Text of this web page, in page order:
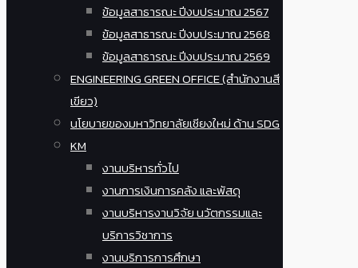
ข้อมูลสาธารณะ ปีงบประมาณ 2567
ข้อมูลสาธารณะ ปีงบประมาณ 2568
ข้อมูลสาธารณะ ปีงบประมาณ 2569
ENGINEERING GREEN OFFICE (สำนักงานสี
เขียว)
นโยบายของมหาวิทยาลัยเชียงใหม่ ด้าน SDG
KM
งานบริหารทั่วไป
งานการเงินการคลัง และพัสดุ
งานบริหารงานวิจัย นวัตกรรมและ
บริการวิชาการ
งานบริการการศึกษา